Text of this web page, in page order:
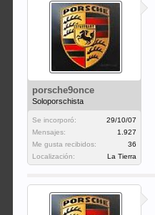
porsche9once
Soloporschista
Se incorporó:
29/10/07
Mensajes:
1.927
Me gusta recibidos:
36
Localización:
La Tierra